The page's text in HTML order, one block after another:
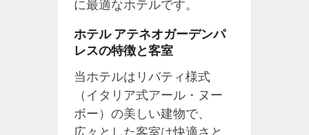
に最適なホテルです。
ホテル アテネオガーデンパ
レスの特徴と客室
当ホテルはリバティ様式
（イタリア式アール・ヌー
ボー）の美しい建物で、